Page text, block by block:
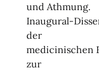
und Athmung.
Inaugural-
der
medicinischen
zur